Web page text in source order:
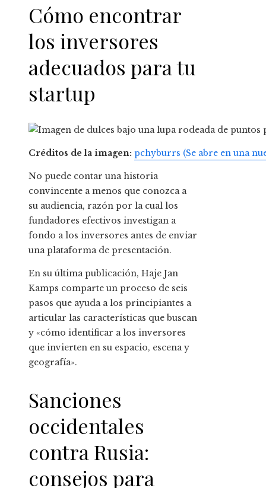
Cómo encontrar
los inversores
adecuados para tu
startup
Créditos de la imagen: pchyburrs (Se abre en una
No puede contar una historia
convincente a menos que conozca a
su audiencia, razón por la cual los
fundadores efectivos investigan a
fondo a los inversores antes de enviar
una plataforma de presentación.
En su última publicación, Haje Jan
Kamps comparte un proceso de seis
pasos que ayuda a los principiantes a
articular las características que buscan
y «cómo identificar a los inversores
que invierten en su espacio, escena y
geografía».
Sanciones
occidentales
contra Rusia:
consejos para